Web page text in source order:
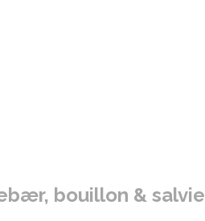
bouillon & salvie